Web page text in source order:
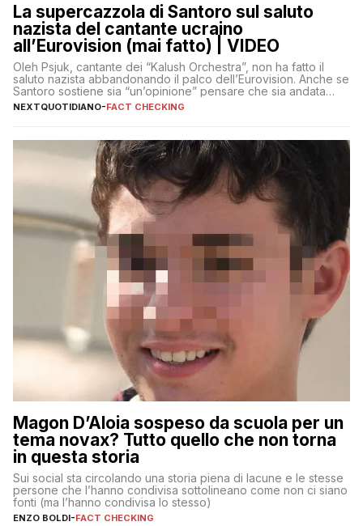
La supercazzola di Santoro sul saluto
nazista del cantante ucraino
all’Eurovision (mai fatto) | VIDEO
Oleh Psjuk, cantante dei “Kalush Orchestra”, non ha fatto il
saluto nazista abbandonando il palco dell’Eurovision. Anche se
Santoro sostiene sia “un’opinione” pensare che sia andata
così
NEXTQUOTIDIANO-FACT CHECKING
Magon D’Aloia sospeso da scuola per un
tema novax? Tutto quello che non torna
in questa storia
Sui social sta circolando una storia piena di lacune e le stesse
persone che l’hanno condivisa sottolineano come non ci siano
fonti (ma l’hanno condivisa lo stesso)
ENZO BOLDI-FACT CHECKING